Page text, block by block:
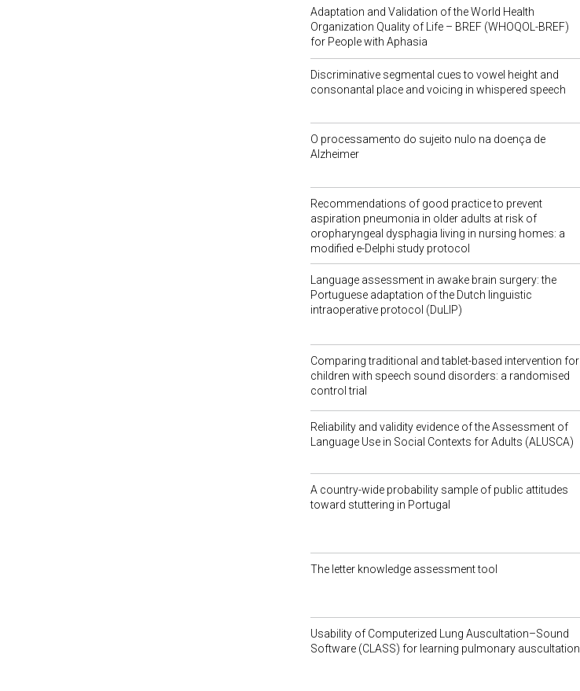
Adaptation and Validation of the World Health
Organization Quality of Life – BREF (WHOQOL-BREF)
for People with Aphasia
Discriminative segmental cues to vowel height and
consonantal place and voicing in whispered speech
O processamento do sujeito nulo na doença de
Alzheimer
Recommendations of good practice to prevent
aspiration pneumonia in older adults at risk of
oropharyngeal dysphagia living in nursing homes: a
modified e-Delphi study protocol
Language assessment in awake brain surgery: the
Portuguese adaptation of the Dutch linguistic
intraoperative protocol (DuLIP)
Comparing traditional and tablet-based intervention for
children with speech sound disorders: a randomised
control trial
Reliability and validity evidence of the Assessment of
Language Use in Social Contexts for Adults (ALUSCA)
A country-wide probability sample of public attitudes
toward stuttering in Portugal
The letter knowledge assessment tool
Usability of Computerized Lung Auscultation–Sound
Software (CLASS) for learning pulmonary auscultation